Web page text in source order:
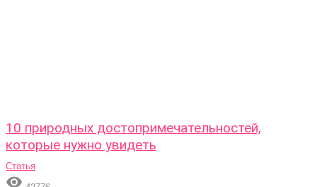
10 природных достопримечательностей,
которые нужно увидеть
Статья
